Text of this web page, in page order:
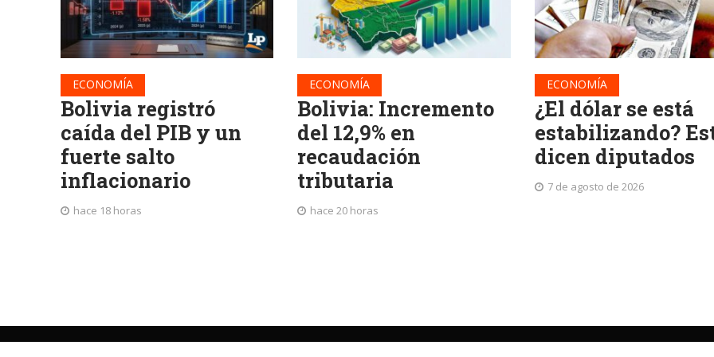
ECONOMÍA
Bolivia registró
caída del PIB y un
fuerte salto
inflacionario
hace 18 horas
ECONOMÍA
Bolivia: Incremento
del 12,9% en
recaudación
tributaria
hace 20 horas
ECONOMÍA
¿El dólar se está
estabilizando?
dicen diputados
7 de agosto de 2026
©La PatriaPeriodismo independiente desde 1919